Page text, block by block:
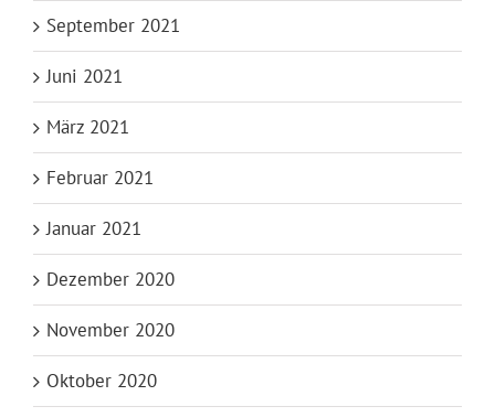
September 2021
Juni 2021
März 2021
Februar 2021
Januar 2021
Dezember 2020
November 2020
Oktober 2020